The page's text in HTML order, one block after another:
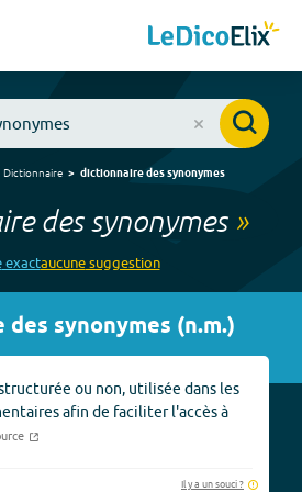
Dictionnaire dictionnaire des synonymes
des synonymes»
exactaucunesuggestion
synonymes (n.m.)
ou non, utilisée dans les
afin de faciliter l'accès à
Il y a un souci ?